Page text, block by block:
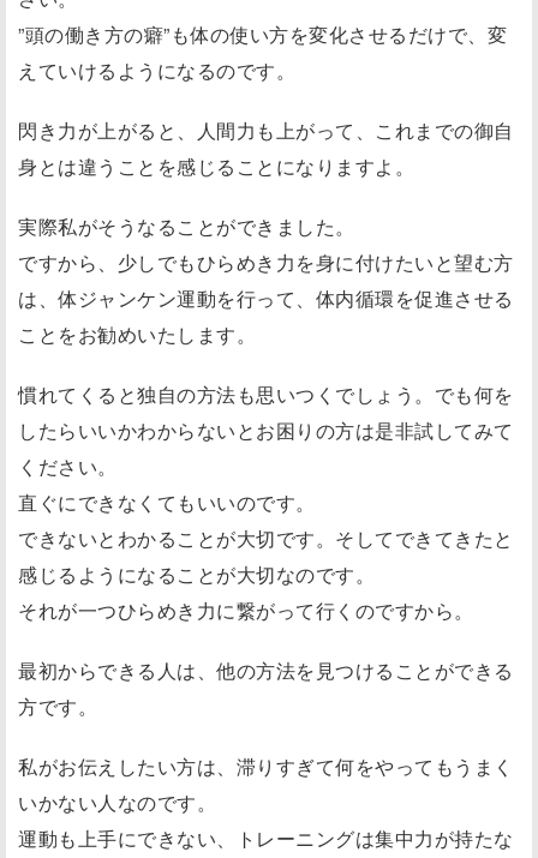
”頭の働き方の癖”も体の使い方を変化させるだけで、変
えていけるようになるのです。
閃き力が上がると、人間力も上がって、これまでの御自
身とは違うことを感じることになりますよ。
実際私がそうなることができました。
ですから、少しでもひらめき力を身に付けたいと望む方
は、体ジャンケン運動を行って、体内循環を促進させる
ことをお勧めいたします。
慣れてくると独自の方法も思いつくでしょう。でも何を
したらいいかわからないとお困りの方は是非試してみて
ください。
直ぐにできなくてもいいのです。
できないとわかることが大切です。そしてできてきたと
感じるようになることが大切なのです。
それが一つひらめき力に繋がって行くのですから。
最初からできる人は、他の方法を見つけることができる
方です。
私がお伝えしたい方は、滞りすぎて何をやってもうまく
いかない人なのです。
運動も上手にできない、トレーニングは集中力が持たな